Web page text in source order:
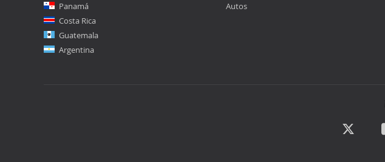
Panamá
Costa Rica
Guatemala
Argentina
Autos